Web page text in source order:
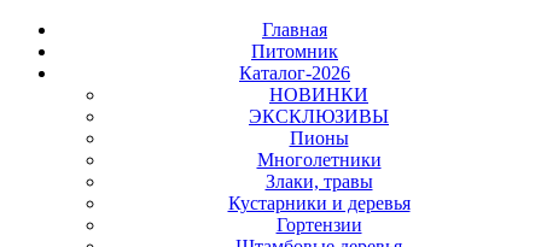
Главная
Питомник
Каталог-2026
НОВИНКИ
ЭКСКЛЮЗИВЫ
Пионы
Многолетники
Злаки, травы
Кустарники и деревья
Гортензии